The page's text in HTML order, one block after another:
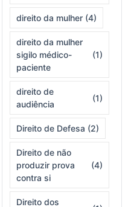
direito da mulher (4)
direito da mulher
sigilo médico-
paciente
(1)
direito de
audiência
(1)
Direito de Defesa (2)
Direito de não
produzir prova
contra si
(4)
Direito dos